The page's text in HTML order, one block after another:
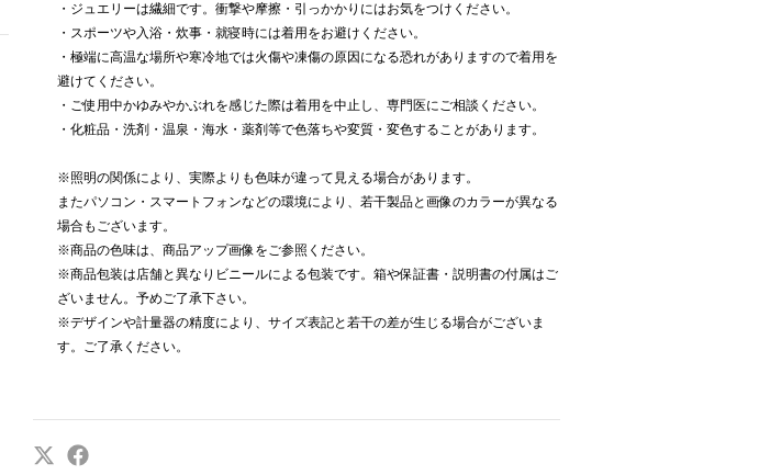
・ジュエリーは繊細です。衝撃や摩擦・引っかかりにはお気をつけください。
・スポーツや入浴・炊事・就寝時には着用をお避けください。
・極端に高温な場所や寒冷地では火傷や凍傷の原因になる恐れがありますので着用を
避けてください。
・ご使用中かゆみやかぶれを感じた際は着用を中止し、専門医にご相談ください。
・化粧品・洗剤・温泉・海水・薬剤等で色落ちや変質・変色することがあります。
※照明の関係により、実際よりも色味が違って見える場合があります。
またパソコン・スマートフォンなどの環境により、若干製品と画像のカラーが異なる
場合もございます。
※商品の色味は、商品アップ画像をご参照ください。
※商品包装は店舗と異なりビニールによる包装です。箱や保証書・説明書の付属はご
ざいません。予めご了承下さい。
※デザインや計量器の精度により、サイズ表記と若干の差が生じる場合がございま
す。ご了承ください。